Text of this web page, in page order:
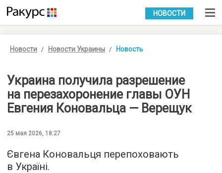
УКР РУС
НОВОСТИ
Новости Новости Украины Новость
Украина получила разрешение
на перезахоронение главы ОУН
Евгения Коновальца — Верещук
25 мая 2026, 18:27
Євгена Коновальця перепоховають
в Україні.